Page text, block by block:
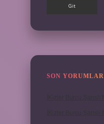
SON YORUMLAR